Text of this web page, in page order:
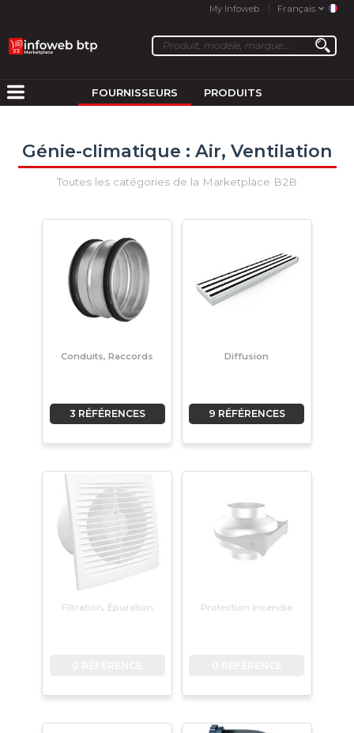
My Infoweb Français
FOURNISSEURS PRODUITS
Génie-climatique : Air, Ventilation
Toutes les catégories de la Marketplace B2B
Conduits, Raccords
3 RÉFÉRENCES
Diffusion
9 RÉFÉRENCES
Filtration, Épuration Protection incendie